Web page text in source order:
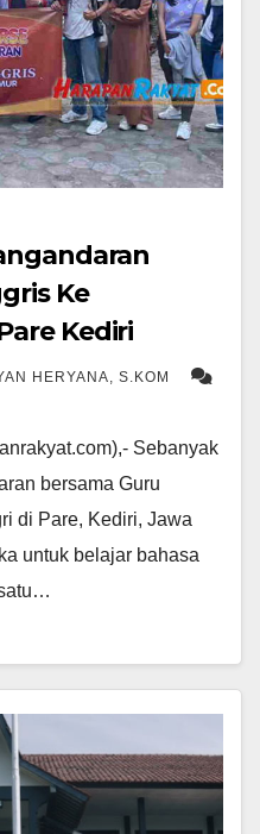
Ke
Kediri
HERYANA, S.KOM
Sebanyak
bersama Guru
di Pare, Kediri, Jawa
untuk belajar bahasa